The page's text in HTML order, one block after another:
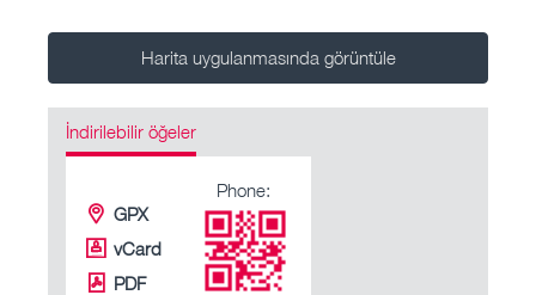
Harita uygulanmasında görüntüle
İndirilebilir öğeler
GPX
vCard
PDF
Phone: